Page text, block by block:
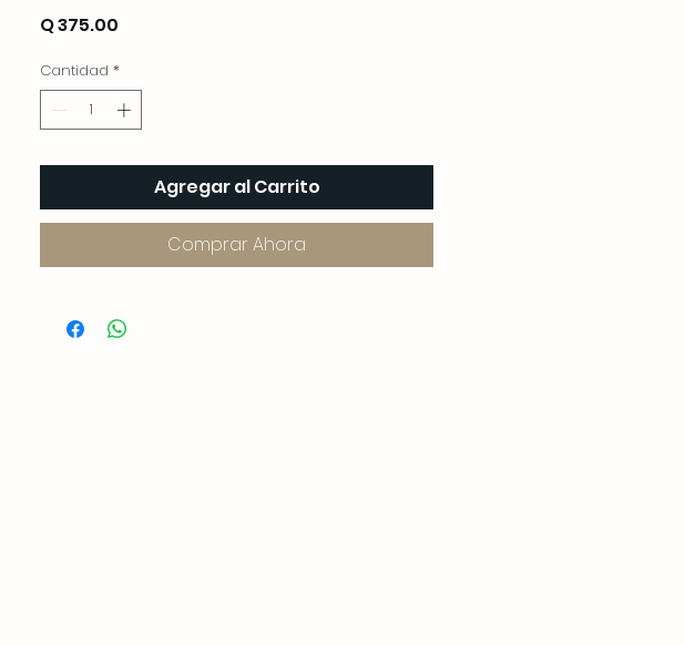
Q 375.00
Cantidad *
Agregar al Carrito
Comprar Ahora